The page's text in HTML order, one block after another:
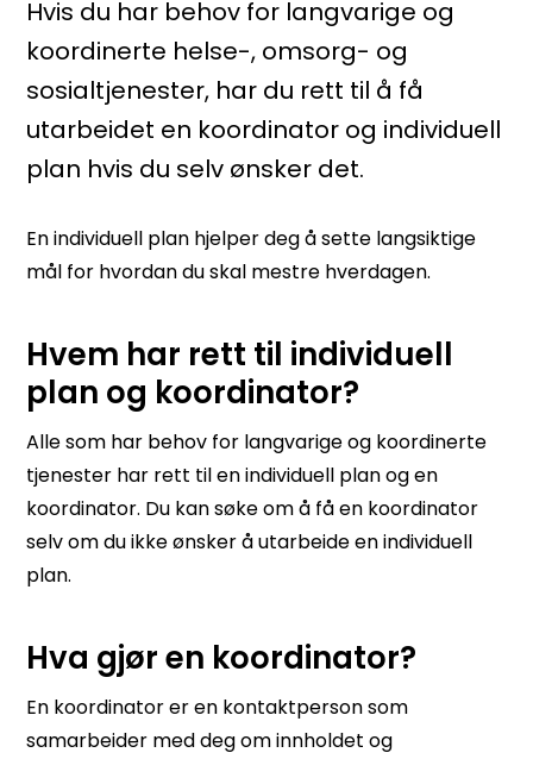
Hvis du har behov for langvarige og
koordinerte helse-, omsorg- og
sosialtjenester, har du rett til å få
utarbeidet en koordinator og individuell
plan hvis du selv ønsker det.
En individuell plan hjelper deg å sette langsiktige
mål for hvordan du skal mestre hverdagen.
Hvem har rett til individuell
plan og koordinator?
Alle som har behov for langvarige og koordinerte
tjenester har rett til en individuell plan og en
koordinator. Du kan søke om å få en koordinator
selv om du ikke ønsker å utarbeide en individuell
plan.
Hva gjør en koordinator?
En koordinator er en kontaktperson som
samarbeider med deg om innholdet og